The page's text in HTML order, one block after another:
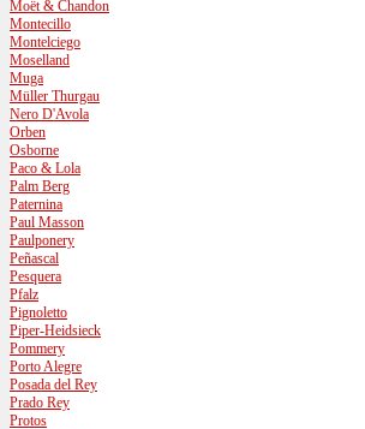
Moët & Chandon
Montecillo
Montelciego
Moselland
Muga
Müller Thurgau
Nero D'Avola
Orben
Osborne
Paco & Lola
Palm Berg
Paternina
Paul Masson
Paulponery
Peñascal
Pesquera
Pfalz
Pignoletto
Piper-Heidsieck
Pommery
Porto Alegre
Posada del Rey
Prado Rey
Protos